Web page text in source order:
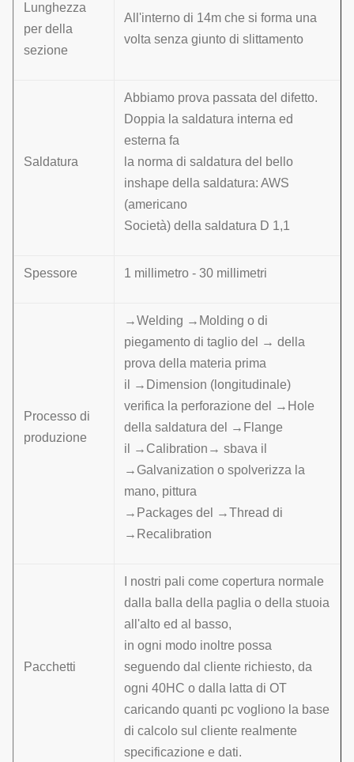
Lunghezza
per della
sezione
All'interno di 14m che si forma una
volta senza giunto di slittamento
Saldatura
Abbiamo prova passata del difetto.
Doppia la saldatura interna ed
esterna fa
la norma di saldatura del bello
inshape della saldatura: AWS
(americano
Società) della saldatura D 1,1
Spessore 1 millimetro - 30 millimetri
Processo di
produzione
→Welding →Molding o di
piegamento di taglio del → della
prova della materia prima
il →Dimension (longitudinale)
verifica la perforazione del →Hole
della saldatura del →Flange
il →Calibration→ sbava il
→Galvanization o spolverizza la
mano, pittura
→Packages del →Thread di
→Recalibration
Pacchetti
I nostri pali come copertura normale
dalla balla della paglia o della stuoia
all'alto ed al basso,
in ogni modo inoltre possa
seguendo dal cliente richiesto, da
ogni 40HC o dalla latta di OT
caricando quanti pc vogliono la base
di calcolo sul cliente realmente
specificazione e dati.